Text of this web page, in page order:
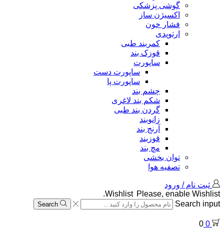
گوشی پزشکی
اکسیژن ساز
فشار خون
ارتوپدی
کمربند طبی
قوزک بند
ساپورت
ساپورت دست
ساپورت پا
چشم بند
شکم بند لاغری
گردن بند طبی
زانوبند
آرنج بند
قوزبند
مچ بند
توان بخشی
تصفیه هوا
ثبت نام / ورود
Wishlist Please, enable Wishlist.
Search input
Search
0
0